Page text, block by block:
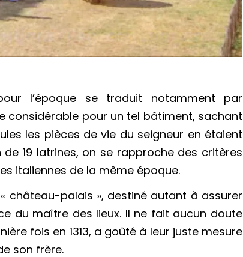
l’époque se traduit notamment par
considérable pour un tel bâtiment, sachant
les pièces de vie du seigneur en étaient
19 latrines, on se rapproche des critères
italiennes de la même époque.
château-palais », destiné autant à assurer
du maître des lieux. Il ne fait aucun doute
fois en 1313, a goûté à leur juste mesure
son frère.